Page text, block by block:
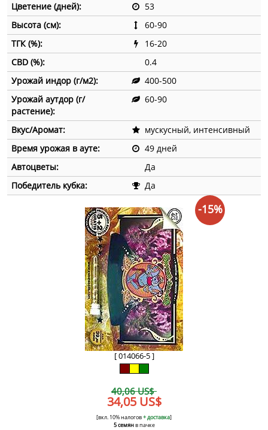
Цветение (дней):
53
Высота (см):
60-90
ТГК (%):
16-20
CBD (%):
0.4
Урожай индор (г/м2):
400-500
Урожай аутдор (г/
растение):
60-90
Вкус/Аромат:
мускусный, интенсивный
Время урожая в ауте:
49 дней
Автоцветы:
Да
Победитель кубка:
Да
[ 014066-5 ]
40,06 US$
34,05 US$
[вкл. 10% налогов+ доставка]
5 семянв пачке
-15%